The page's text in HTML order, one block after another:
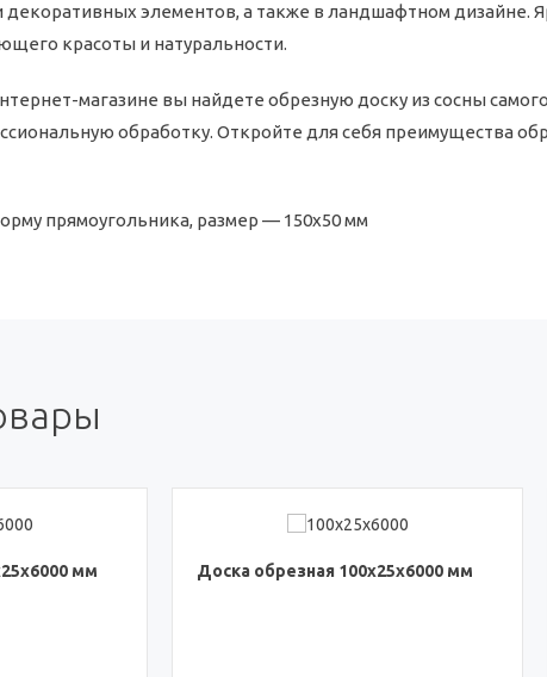
декоративных элементов, а также в ландшафтном
красоты и натуральности.
магазине вы найдете обрезную доску из сосны
обработку. Откройте для себя преимущества
прямоугольника, размер — 150x50 мм
мм Доска обрезная 100x25x6000 мм